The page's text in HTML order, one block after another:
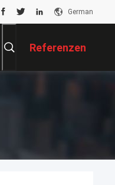
German
Referenzen